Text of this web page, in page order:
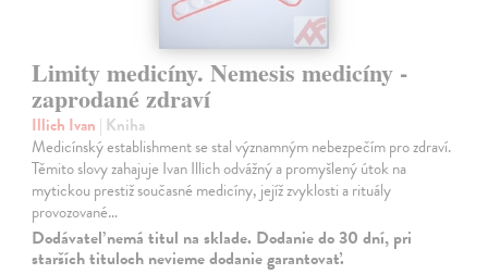
Limity medicíny. Nemesis medicíny -
zaprodané zdraví
Illich Ivan | Kniha
Medicínský establishment se stal významným nebezpečím pro zdraví.
Těmito slovy zahajuje Ivan Illich odvážný a promyšlený útok na
mytickou prestiž současné medicíny, jejíž zvyklosti a rituály
provozované…
Dodávateľ nemá titul na sklade. Dodanie do 30 dní, pri
starších tituloch nevieme dodanie garantovať.